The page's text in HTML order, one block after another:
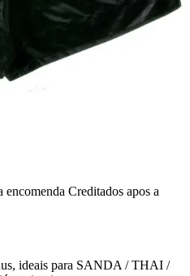
encomenda Creditados apos a
ideais para SANDA / THAI /